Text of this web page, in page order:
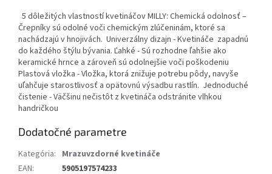
5 dôležitých vlastností kvetináčov MILLY: Chemická odolnosť –
Črepníky sú odolné voči chemickým zlúčeninám, ktoré sa
nachádzajú v hnojivách. Univerzálny dizajn - Kvetináče zapadnú
do každého štýlu bývania. Ľahké - Sú rozhodne ľahšie ako
keramické hrnce a zároveň sú odolnejšie voči poškodeniu
Plastová vložka - Vložka, ktorá znižuje potrebu pôdy, navyše
uľahčuje starostlivosť a opätovnú výsadbu rastlín. Jednoduché
čistenie - Väčšinu nečistôt z kvetináča odstránite vlhkou
handričkou
Dodatočné parametre
Kategória: Mrazuvzdorné kvetináče
EAN: 5905197574233